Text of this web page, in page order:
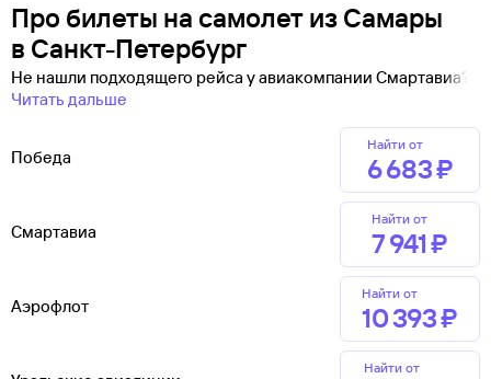
Про билеты на самолет из Самары
в Санкт-Петербург
Не нашли подходящего рейса у авиакомпании Смартавиа?
Читать дальше
Победа
Найти от
6 ⁠683 ⁠₽
Смартавиа
Найти от
7 ⁠941 ⁠₽
Аэрофлот
Найти от
10 ⁠393 ⁠₽
Найти от